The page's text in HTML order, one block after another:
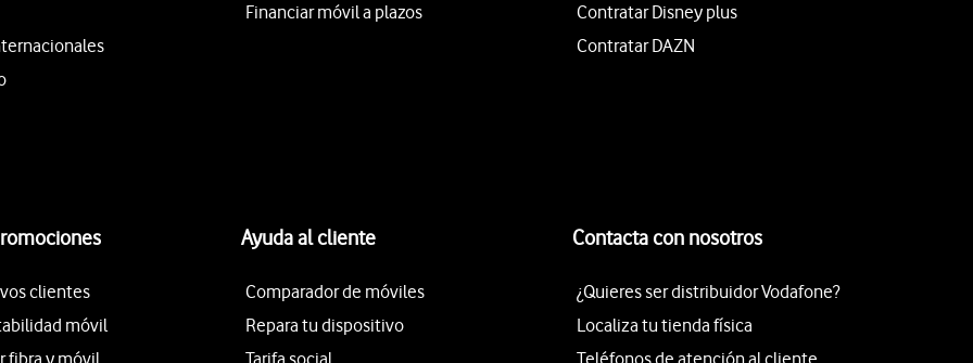
Financiar móvil a plazos
Contratar Disney plus
Contratar DAZN
clientes
móvil
fibra y móvil
Ayuda al cliente
Comparador de móviles
Repara tu dispositivo
Tarifa social
Contacta con nosotros
¿Quieres ser distribuidor Vodafone?
Localiza tu tienda física
Teléfonos de atención al cliente